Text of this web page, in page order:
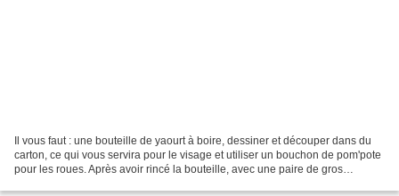
Il vous faut : une bouteille de yaourt à boire, dessiner et découper dans du
carton, ce qui vous servira pour le visage et utiliser un bouchon de pom'pote
pour les roues. Après avoir rincé la bouteille, avec une paire de gros